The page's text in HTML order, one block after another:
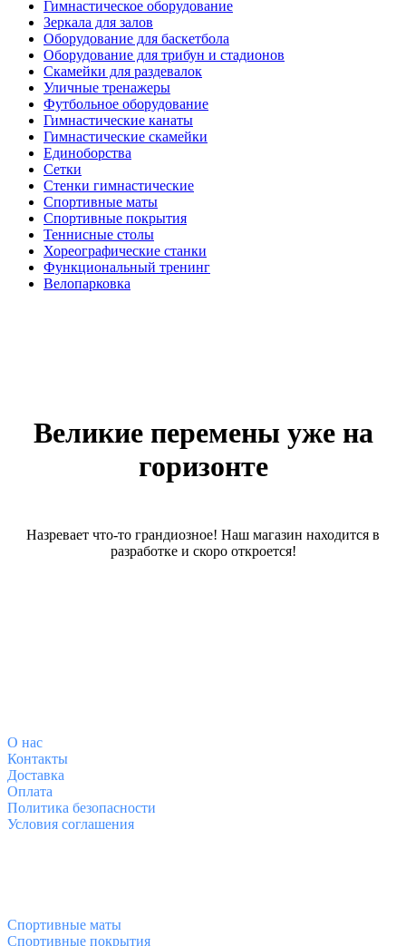
Гимнастическое оборудование
Зеркала для залов
Оборудование для баскетбола
Оборудование для трибун и стадионов
Скамейки для раздевалок
Уличные тренажеры
Футбольное оборудование
Гимнастические канаты
Гимнастические скамейки
Единоборства
Сетки
Стенки гимнастические
Спортивные маты
Спортивные покрытия
Теннисные столы
Хореографические станки
Функциональный тренинг
Велопарковка
Великие перемены уже на
горизонте
Назревает что-то грандиозное! Наш магазин находится в
разработке и скоро откроется!
О нас
Контакты
Доставка
Оплата
Политика безопасности
Условия соглашения
Спортивные маты
Спортивные покрытия